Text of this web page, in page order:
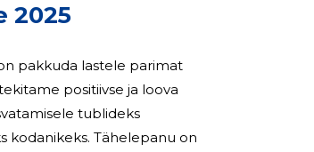
2025
pakkuda lastele parimat
positiivse ja loova
tublideks
kodanikeks. Tähelepanu on